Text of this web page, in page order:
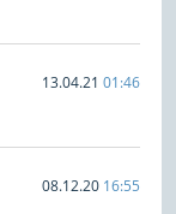
13.04.21 01:46
08.12.20 16:55